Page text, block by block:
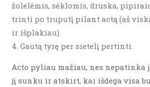
žolelėmis, sėklomis, druska,
trinti po truputį pilant actą (aš
ir išplakiau).
Gautą tyrę per sietelį pertinti.
Acto pyliau mažiau, nes nepatinka
jį sunku ir atskirt, kai išdega visa